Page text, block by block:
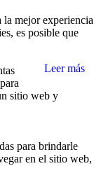
la mejor experiencia
es posible que
Leer más
sitio web y
para brindarle
en el sitio web,